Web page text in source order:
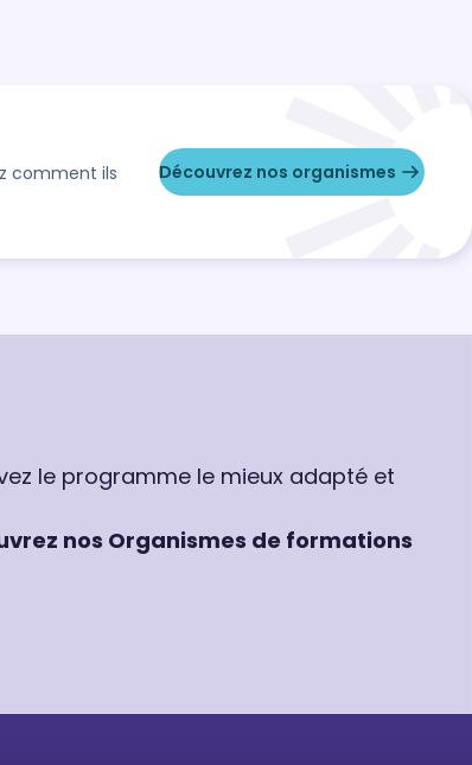
comment ils
Découvrez nos organismes
le programme le mieux adapté et
nos Organismes de formations